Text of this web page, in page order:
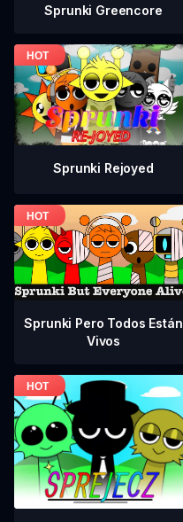
Sprunki Greencore
Sprunki Rejoyed
Sprunki Pero Todos Están
Vivos